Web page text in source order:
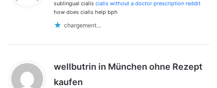
:
sublingual cialis cialis without a doctor prescription reddit
how does cialis help bph
chargement…
wellbutrin in München ohne Rezept
kaufen